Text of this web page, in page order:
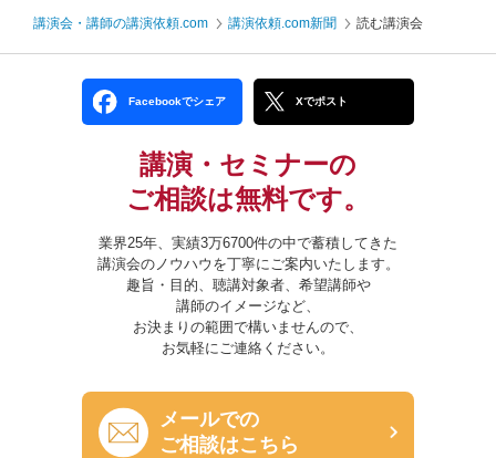
講演会・講師の講演依頼.com 講演依頼.com新聞 読む講演会
Facebookでシェア Xでポスト
講演・セミナーの
ご相談は無料です。
業界25年、実績3万6700件の中で蓄積してきた
講演会のノウハウを丁寧にご案内いたします。
趣旨・目的、聴講対象者、希望講師や
講師のイメージなど、
お決まりの範囲で構いませんので、
お気軽にご連絡ください。
メールでの
ご相談はこちら